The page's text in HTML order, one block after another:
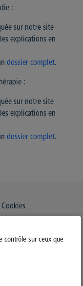
contrôle sur ceux que
:
sur notre site
explications en
dossier complet.
:
sur notre site
explications en
dossier complet.